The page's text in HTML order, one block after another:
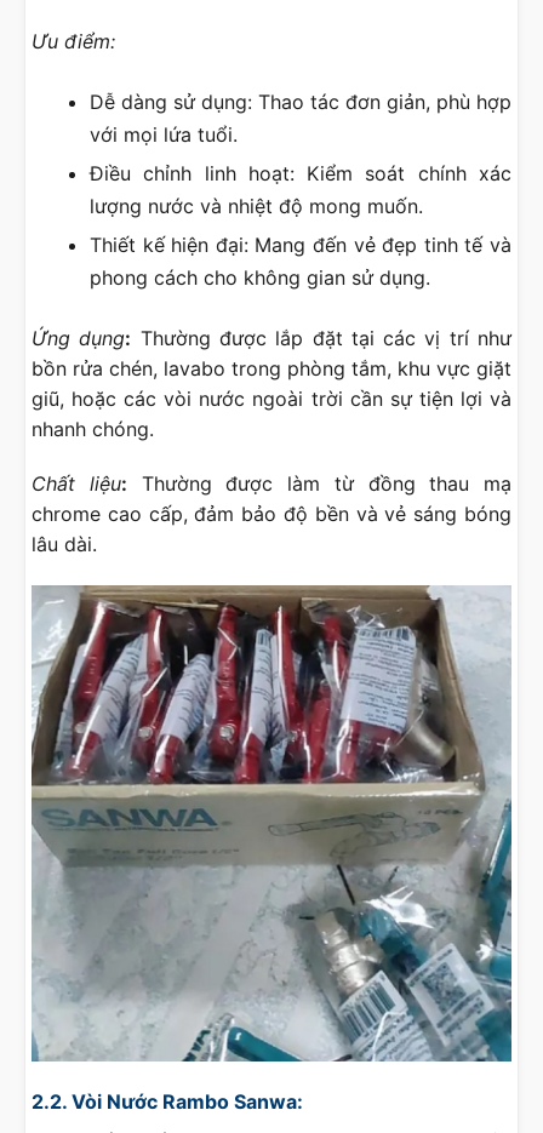
Ưu điểm:
Dễ dàng sử dụng: Thao tác đơn giản, phù hợp
với mọi lứa tuổi.
Điều chỉnh linh hoạt: Kiểm soát chính xác
lượng nước và nhiệt độ mong muốn.
Thiết kế hiện đại: Mang đến vẻ đẹp tinh tế và
phong cách cho không gian sử dụng.
Ứng dụng: Thường được lắp đặt tại các vị trí như
bồn rửa chén, lavabo trong phòng tắm, khu vực giặt
giũ, hoặc các vòi nước ngoài trời cần sự tiện lợi và
nhanh chóng.
Chất liệu: Thường được làm từ đồng thau mạ
chrome cao cấp, đảm bảo độ bền và vẻ sáng bóng
lâu dài.
2.2. Vòi Nước Rambo Sanwa: